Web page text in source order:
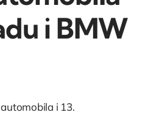
i BMW
i 13.